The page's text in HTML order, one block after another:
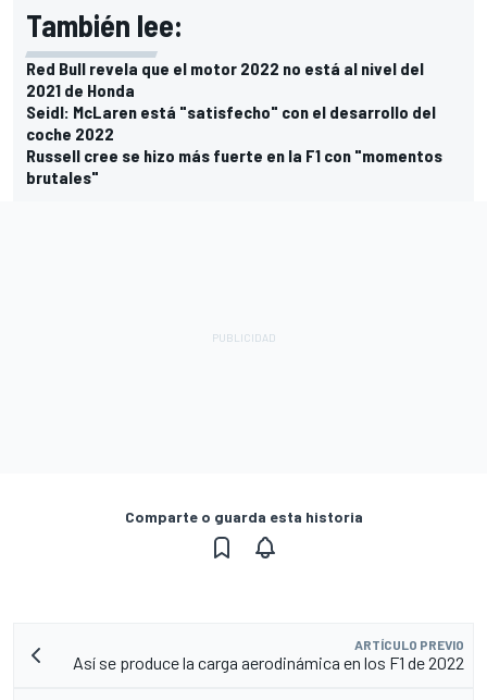
También lee:
Red Bull revela que el motor 2022 no está al nivel del
2021 de Honda
Seidl: McLaren está "satisfecho" con el desarrollo del
coche 2022
Russell cree se hizo más fuerte en la F1 con "momentos
brutales"
Comparte o guarda esta historia
ARTÍCULO PREVIO
Así se produce la carga aerodinámica en los F1 de 2022